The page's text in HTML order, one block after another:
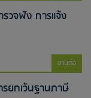
รวจฟัง การแจ้ง
อ่านต่อ
ยกเว้นฐานภาษี